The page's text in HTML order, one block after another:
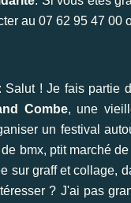
au 07 62 95 47 00
: Salut ! Je fais partie
Combe, une
un festival
bmx, ptit marché
sur graff et collage,
? J'ai pas